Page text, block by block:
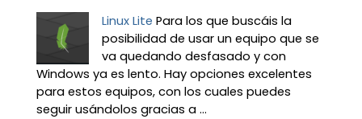
Linux Lite Para los que buscáis la
posibilidad de usar un equipo que se
va quedando desfasado y con
Windows ya es lento. Hay opciones excelentes
para estos equipos, con los cuales puedes
seguir usándolos gracias a ...